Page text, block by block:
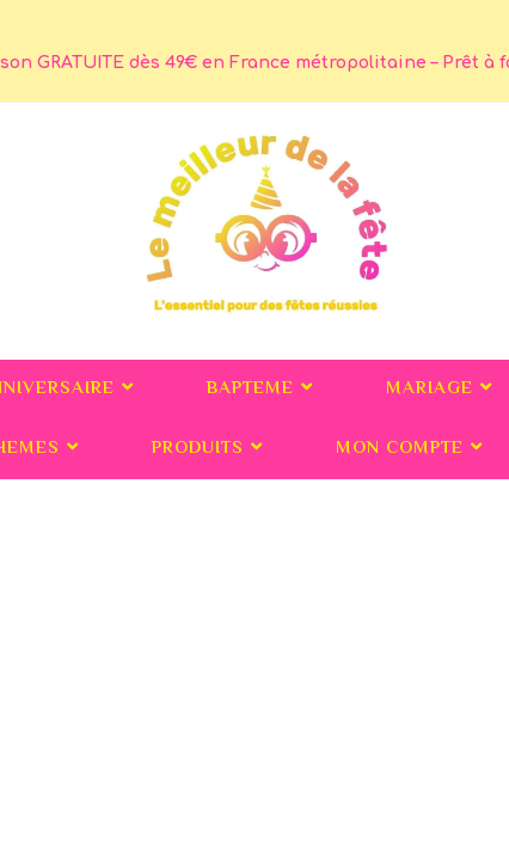
GRATUITE dès 49€ en France métropolitaine – Prêt à
BAPTEME MARIAGE
PRODUITS MON COMPTE